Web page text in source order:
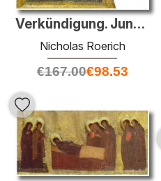
Verkündigung. Jungfrau Maria.
Nicholas Roerich
€167.00€98.53